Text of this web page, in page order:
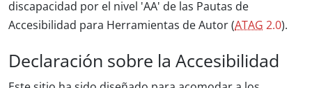
discapacidad por el nivel 'AA' de las Pautas de
Accesibilidad para Herramientas de Autor (ATAG 2.0).
Declaración sobre la Accesibilidad